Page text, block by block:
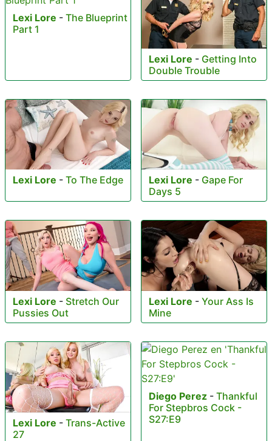
Lexi Lore - The Blueprint
Part 1
Lexi Lore - Getting Into
Double Trouble
Lexi Lore - To The Edge Lexi Lore - Gape For
Days 5
Lexi Lore - Stretch Our
Pussies Out
Lexi Lore - Your Ass Is
Mine
Lexi Lore - Trans-Active
27
Diego Perez - Thankful
For Stepbros Cock -
S27:E9